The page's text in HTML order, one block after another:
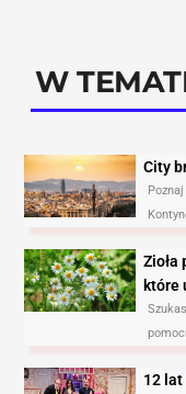
W
City
Zioła
które
12 lat